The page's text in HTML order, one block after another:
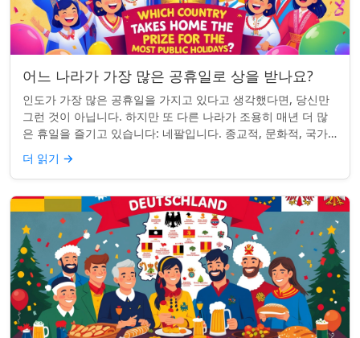
어느 나라가 가장 많은 공휴일로 상을 받나요?
인도가 가장 많은 공휴일을 가지고 있다고 생각했다면, 당신만
그런 것이 아닙니다. 하지만 또 다른 나라가 조용히 매년 더 많
은 휴일을 즐기고 있습니다: 네팔입니다. 종교적, 문화적, 국가
적 기념일이 혼합된 네팔은 현...
더 읽기 →